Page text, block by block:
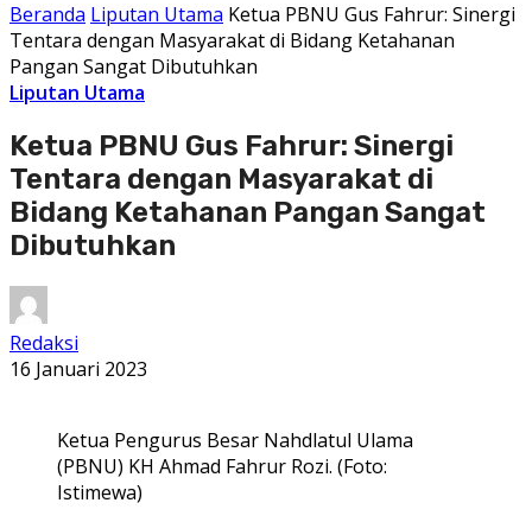
Beranda Liputan Utama Ketua PBNU Gus Fahrur: Sinergi
Tentara dengan Masyarakat di Bidang Ketahanan
Pangan Sangat Dibutuhkan
Liputan Utama
Ketua PBNU Gus Fahrur: Sinergi
Tentara dengan Masyarakat di
Bidang Ketahanan Pangan Sangat
Dibutuhkan
Redaksi
16 Januari 2023
Ketua Pengurus Besar Nahdlatul Ulama
(PBNU) KH Ahmad Fahrur Rozi. (Foto:
Istimewa)